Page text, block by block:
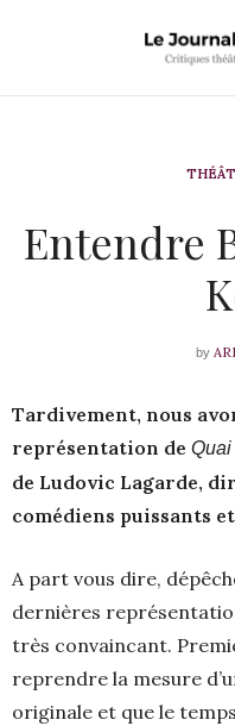
Entendre
by
Tardivement, nous
représentation de Quai
de Ludovic Lagarde,
comédiens puissants
A part vous dire,
dernières
très convaincant.
reprendre la mesure
originale et que le